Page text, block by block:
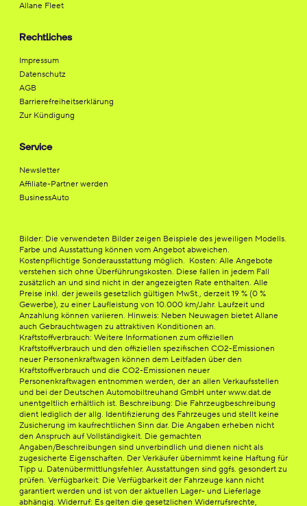
Allane Fleet
Rechtliches
Impressum
Datenschutz
AGB
Barrierefreiheitserklärung
Zur Kündigung
Service
Newsletter
Affiliate-Partner werden
BusinessAuto
Bilder: Die verwendeten Bilder zeigen Beispiele des jeweiligen Modells.
Farbe und Ausstattung können vom Angebot abweichen.
Kostenpflichtige Sonderausstattung möglich. Kosten: Alle Angebote
verstehen sich ohne Überführungskosten. Diese fallen in jedem Fall
zusätzlich an und sind nicht in der angezeigten Rate enthalten. Alle
Preise inkl. der jeweils gesetzlich gültigen MwSt., derzeit 19 % (0 %
Gewerbe), zu einer Laufleistung von 10.000 km/Jahr. Laufzeit und
Anzahlung können variieren. Hinweis: Neben Neuwagen bietet Allane
auch Gebrauchtwagen zu attraktiven Konditionen an.
Kraftstoffverbrauch: Weitere Informationen zum offiziellen
Kraftstoffverbrauch und den offiziellen spezifischen CO2-Emissionen
neuer Personenkraftwagen können dem Leitfaden über den
Kraftstoffverbrauch und die CO2-Emissionen neuer
Personenkraftwagen entnommen werden, der an allen Verkaufsstellen
und bei der Deutschen Automobiltreuhand GmbH unter www.dat.de
unentgeltlich erhältlich ist. Beschreibung: Die Fahrzeugbeschreibung
dient lediglich der allg. Identifizierung des Fahrzeuges und stellt keine
Zusicherung im kaufrechtlichen Sinn dar. Die Angaben erheben nicht
den Anspruch auf Vollständigkeit. Die gemachten
Angaben/Beschreibungen sind unverbindlich und dienen nicht als
zugesicherte Eigenschaften. Der Verkäufer übernimmt keine Haftung für
Tipp u. Datenübermittlungsfehler. Ausstattungen sind ggfs. gesondert zu
prüfen. Verfügbarkeit: Die Verfügbarkeit der Fahrzeuge kann nicht
garantiert werden und ist von der aktuellen Lager- und Lieferlage
abhängig. Widerruf: Es gelten die gesetzlichen Widerrufsrechte,